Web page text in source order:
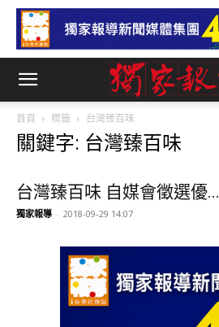
首頁 標籤 台灣臻百味
關鍵字: 台灣臻百味
台灣臻百味 自媒會徵選優...
獨家報導 - 2018-09-29 14:07